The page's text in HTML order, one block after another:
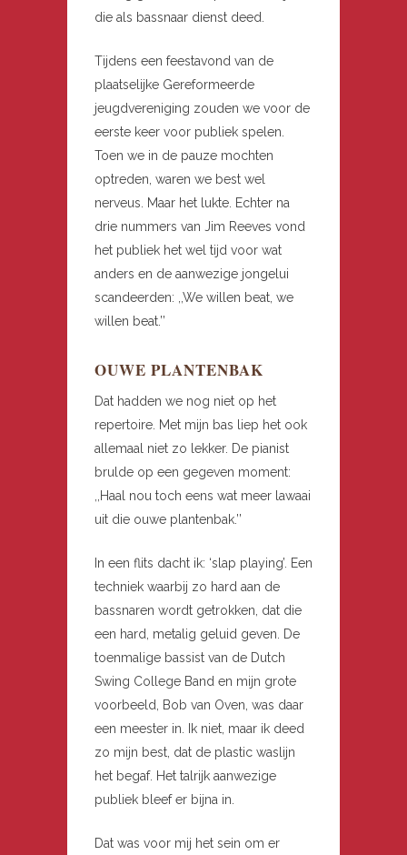
die als bassnaar dienst deed.
Tijdens een feestavond van de
plaatselijke Gereformeerde
jeugdvereniging zouden we voor de
eerste keer voor publiek spelen.
Toen we in de pauze mochten
optreden, waren we best wel
nerveus. Maar het lukte. Echter na
drie nummers van Jim Reeves vond
het publiek het wel tijd voor wat
anders en de aanwezige jongelui
scandeerden: ,,We willen beat, we
willen beat.’’
OUWE PLANTENBAK
Dat hadden we nog niet op het
repertoire. Met mijn bas liep het ook
allemaal niet zo lekker. De pianist
brulde op een gegeven moment:
,,Haal nou toch eens wat meer lawaai
uit die ouwe plantenbak.’’
In een flits dacht ik: ‘slap playing’. Een
techniek waarbij zo hard aan de
bassnaren wordt getrokken, dat die
een hard, metalig geluid geven. De
toenmalige bassist van de Dutch
Swing College Band en mijn grote
voorbeeld, Bob van Oven, was daar
een meester in. Ik niet, maar ik deed
zo mijn best, dat de plastic waslijn
het begaf. Het talrijk aanwezige
publiek bleef er bijna in.
Dat was voor mij het sein om er